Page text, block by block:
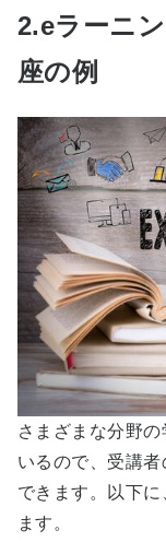
2.eラーニ
座の例
さまざまな分野
いるので、受講
できます。以下
ます。